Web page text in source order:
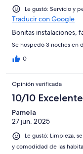
Le gustó: Servicio y
Traducir con Google
Bonitas instalaciones,
Se hospedó 3 noches en
0
Opinión verificada
10/10 Excelente
Pamela
27 jun. 2025
Le gustó: Limpieza,
y comodidad de las